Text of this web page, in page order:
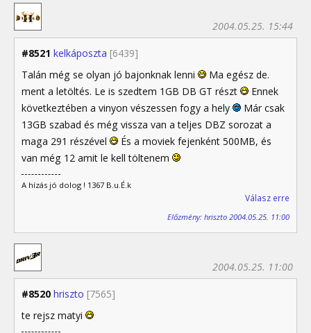
#8521 kelkáposzta [6439]
2004.05.25. 15:44
Talán még se olyan jó bajonknak lenni
Ma egész de.
ment a letöltés. Le is szedtem 1GB DB GT részt
Ennek
következtében a vinyon vészessen fogy a hely
Már csak
13GB szabad és még vissza van a teljes DBZ sorozat a
maga 291 részével
És a moviek fejenként 500MB, és
van még 12 amit le kell töltenem
A hízás jó dolog ! 1367 B.u.É.k
Válasz erre
Előzmény: hriszto 2004.05.25. 11:00
#8520 hriszto [7565]
2004.05.25. 11:00
te rejsz matyi